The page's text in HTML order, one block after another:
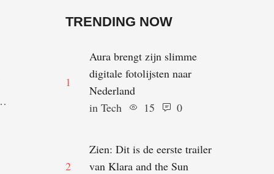
TRENDING NOW
1
Aura brengt zijn slimme
digitale fotolijsten naar
Nederland
in Tech 15 0
2
Zien: Dit is de eerste trailer
van Klara and the Sun